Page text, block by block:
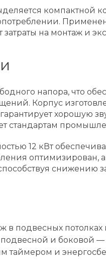
на монтаж и
напора, что
Корпус
хорошую
стандартам
12 кВт
оптимизирован,
снижению
в подвесных
и боковой
таймером и